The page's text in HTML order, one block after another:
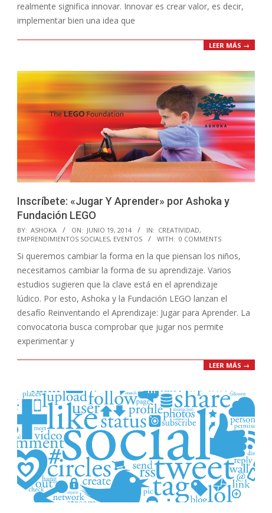
realmente significa innovar. Innovar es crear valor, es decir,
implementar bien una idea que
LEER MÁS →
Inscríbete: «Jugar Y Aprender» por Ashoka y
Fundación LEGO
2014-
06-
19
BY: ASHOKA ON: JUNIO 19, 2014 IN: CREATIVIDAD,
EMPRENDIMIENTOS SOCIALES, EVENTOS WITH: 0 COMMENTS
Si queremos cambiar la forma en la que piensan los niños,
necesitamos cambiar la forma de su aprendizaje. Varios
estudios sugieren que la clave está en el aprendizaje
lúdico. Por esto, Ashoka y la Fundación LEGO lanzan el
desafío Reinventando el Aprendizaje: Jugar para Aprender. La
convocatoria busca comprobar que jugar nos permite
experimentar y
LEER MÁS →